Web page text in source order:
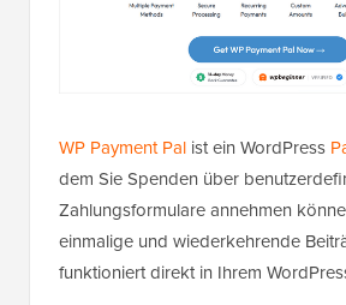
WP Payment Pal ist ein WordPress
dem Sie Spenden über
Zahlungsformulare annehmen
einmalige und wiederkehrende
funktioniert direkt in Ihrem